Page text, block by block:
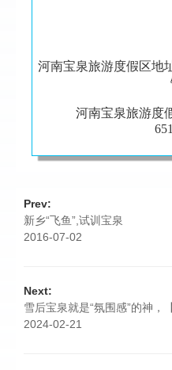
河南宝泉旅游度假区地
河南宝泉旅游度
Prev:
新乡“飞鱼”,试训宝泉
2016-07-02
Next:
雪后宝泉就是“氛围感”的神，
2024-02-21